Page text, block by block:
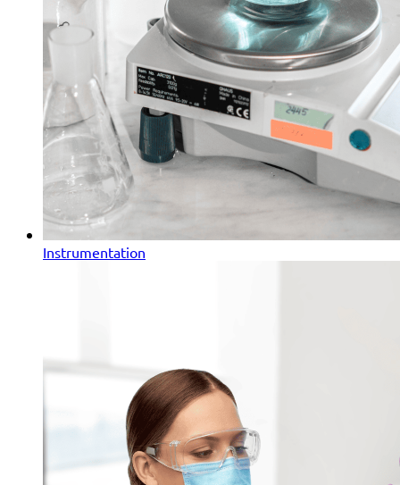
Instrumentation